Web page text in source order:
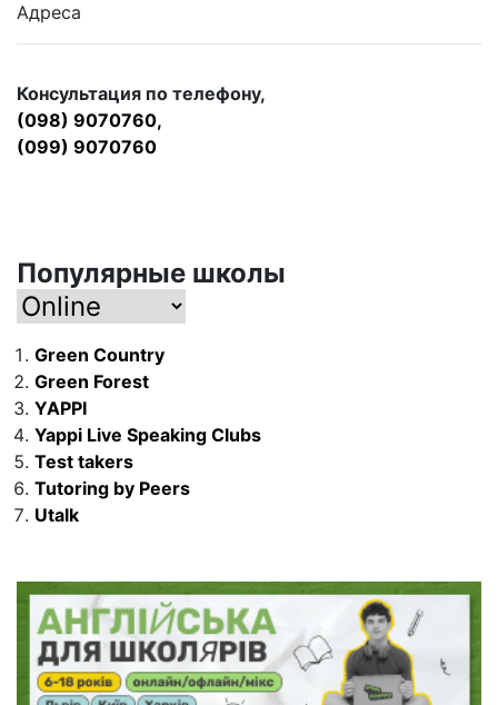
Адреса
Консультация по телефону,
(098) 9070760,
(099) 9070760
Популярные школы
Green Country
Green Forest
YAPPI
Yappi Live Speaking Clubs
Test takers
Tutoring by Peers
Utalk